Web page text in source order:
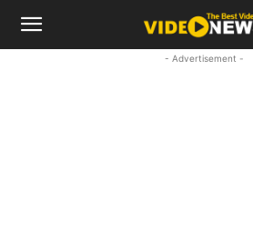
- Advertisement -